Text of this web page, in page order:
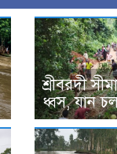
শ্রীবরদী
ধ্বস, যান